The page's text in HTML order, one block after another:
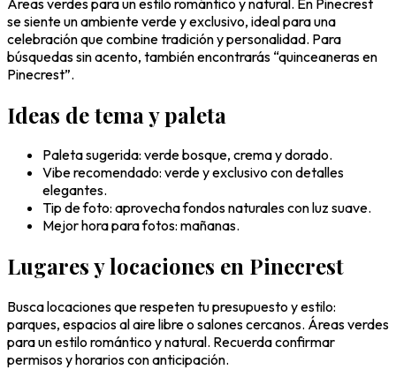
se siente un ambiente verde y exclusivo, ideal para una
celebración que combine tradición y personalidad. Para
búsquedas sin acento, también encontrarás “quinceaneras en
Pinecrest”.
Ideas de tema y paleta
Paleta sugerida: verde bosque, crema y dorado.
Vibe recomendado: verde y exclusivo con detalles
elegantes.
Tip de foto: aprovecha fondos naturales con luz suave.
Mejor hora para fotos: mañanas.
Lugares y locaciones en Pinecrest
Busca locaciones que respeten tu presupuesto y estilo:
parques, espacios al aire libre o salones cercanos. Áreas verdes
para un estilo romántico y natural. Recuerda confirmar
permisos y horarios con anticipación.